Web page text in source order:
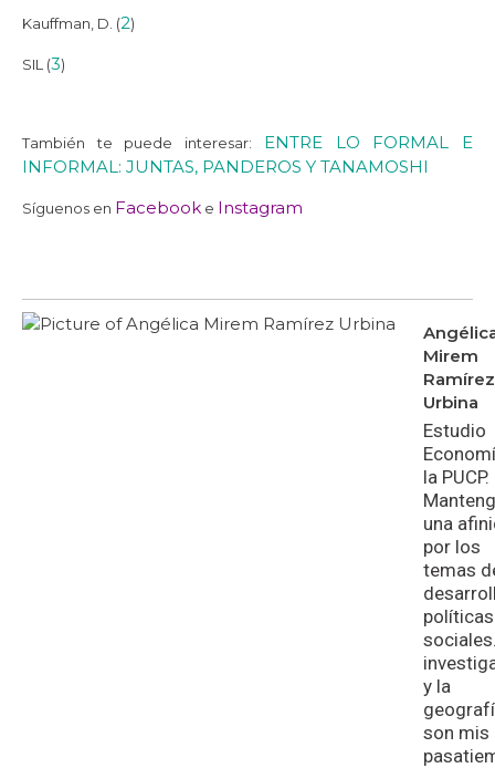
Kauffman, D. (2)
SIL (3)
También te puede interesar: ENTRE LO FORMAL E
INFORMAL: JUNTAS, PANDEROS Y TANAMOSHI
Síguenos en Facebook e Instagram
Mirem
Ramírez
Urbina
Estudio
la PUCP.
una
por los
temas
políticas
y la
son mis